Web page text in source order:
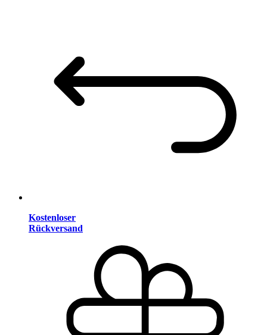
Kostenloser
Rückversand